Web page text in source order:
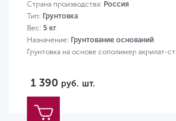
Страна производства: Россия
Тип: Грунтовка
Вес: 5 кг
Назначение: Грунтование оснований
Грунтовка на основе сополимер акрилат-
1 390 руб. шт.